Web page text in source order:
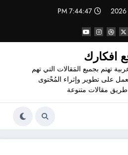
7:44:48 PM
افكارك
تهتم بجميع المَقالات التي تهم
على تطوير وإثراء المُحْتوى
مقالات متنوعة